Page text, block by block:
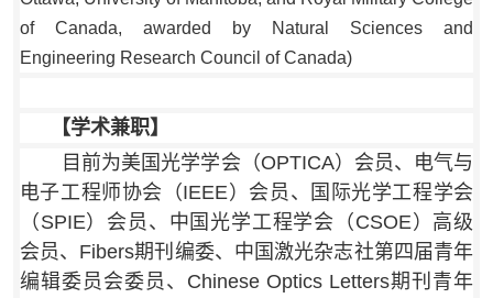
of Canada, awarded by Natural Sciences and
Engineering Research Council of Canada)
【学术兼职】
目前为美国光学学会（OPTICA）会员、电气与
电子工程师协会（IEEE）会员、国际光学工程学会
（SPIE）会员、中国光学工程学会（CSOE）高级
会员、Fibers期刊编委、中国激光杂志社第四届青年
编辑委员会委员、Chinese Optics Letters期刊青年